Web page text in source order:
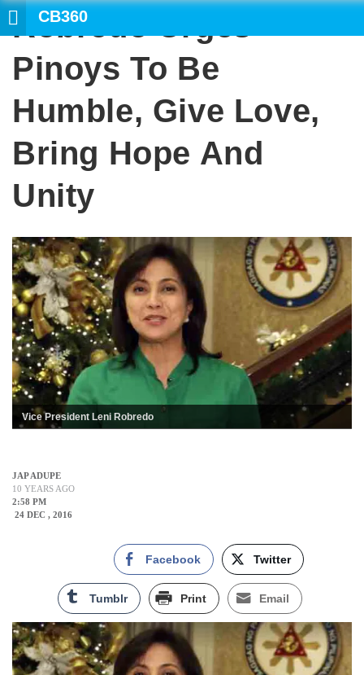
CB360
Robredo Urges
Pinoys To Be
Humble, Give Love,
Bring Hope And
Unity
Vice President Leni Robredo
JAP ADUPE
10 YEARS AGO
2:58 PM
24 DEC , 2016
Facebook Twitter
Tumblr Print Email